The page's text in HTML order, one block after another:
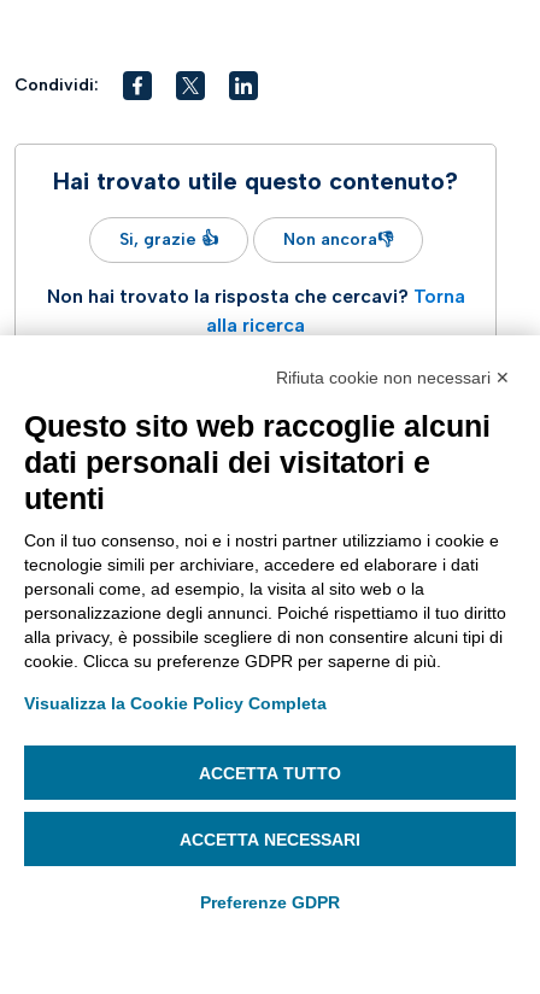
Condividi:
Hai trovato utile questo contenuto?
Si, grazie 👍 Non ancora👎
Non hai trovato la risposta che cercavi? Torna
alla ricerca
Apri un ticket di Assistenza Tecnica east
ASSISTENZA SEGUICI SU:
Tinexta InfoCert S.p.A. Società Soggetta alla Direzione e al
Coordinamento di Tinexta S.p.A. – P.IVA 07945211006 –
Rifiuta cookie non necessari ✕
Questo sito web raccoglie alcuni
dati personali dei visitatori e
utenti
Con il tuo consenso, noi e i nostri partner utilizziamo i cookie e
tecnologie simili per archiviare, accedere ed elaborare i dati
personali come, ad esempio, la visita al sito web o la
personalizzazione degli annunci. Poiché rispettiamo il tuo diritto
alla privacy, è possibile scegliere di non consentire alcuni tipi di
cookie. Clicca su preferenze GDPR per saperne di più.
Visualizza la Cookie Policy Completa
ACCETTA TUTTO
ACCETTA NECESSARI
Preferenze GDPR